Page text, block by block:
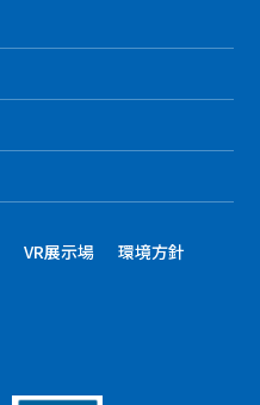
VR展示場 環境方針